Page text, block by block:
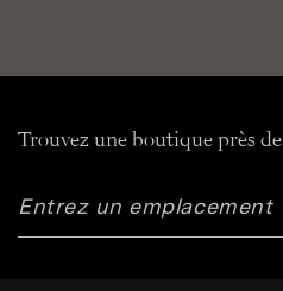
Trouvez une boutique près